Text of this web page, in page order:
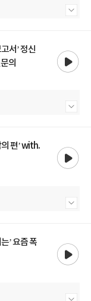
서’ 정신
의
편’ with.
’ 요즘 폭